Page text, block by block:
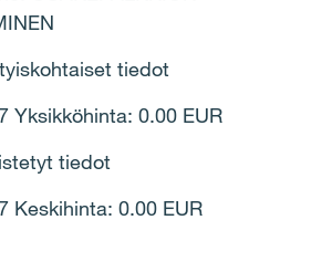
tiedot
Yksikköhinta: 0.00 EUR
tiedot
Keskihinta: 0.00 EUR